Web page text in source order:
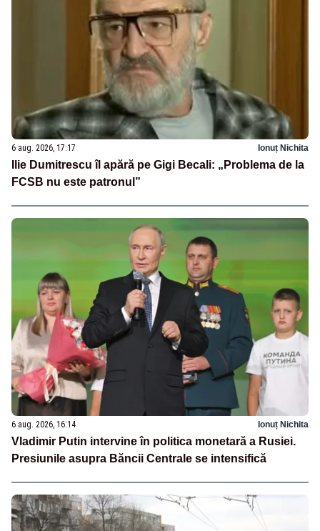
6 aug. 2026, 17:17 Ionuț Nichita
Ilie Dumitrescu îl apără pe Gigi Becali: „Problema de la
FCSB nu este patronul”
6 aug. 2026, 16:14 Ionuț Nichita
Vladimir Putin intervine în politica monetară a Rusiei.
Presiunile asupra Băncii Centrale se intensifică